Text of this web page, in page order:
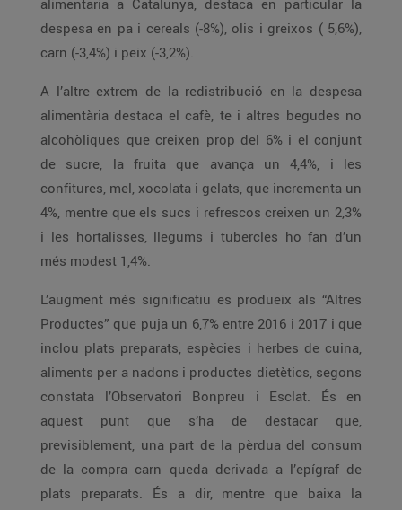
despesa en pa i cereals (-8%), olis i greixos ( 5,6%),
carn (-3,4%) i peix (-3,2%).
A l’altre extrem de la redistribució en la despesa
alimentària destaca el cafè, te i altres begudes no
alcohòliques que creixen prop del 6% i el conjunt
de sucre, la fruita que avança un 4,4%, i les
confitures, mel, xocolata i gelats, que incrementa un
4%, mentre que els sucs i refrescos creixen un 2,3%
i les hortalisses, llegums i tubercles ho fan d’un
més modest 1,4%.
L’augment més significatiu es produeix als “Altres
Productes” que puja un 6,7% entre 2016 i 2017 i que
inclou plats preparats, espècies i herbes de cuina,
aliments per a nadons i productes dietètics, segons
constata l’Observatori Bonpreu i Esclat. És en
aquest punt que s’ha de destacar que,
previsiblement, una part de la pèrdua del consum
de la compra carn queda derivada a l’epígraf de
plats preparats. És a dir, mentre que baixa la